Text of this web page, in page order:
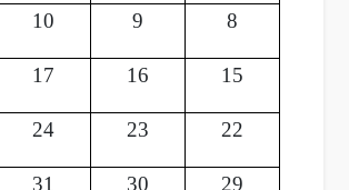
8
9
10
15
16
17
22
23
24
29
30
31